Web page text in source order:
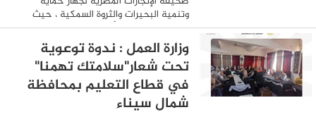
وتنمية البحيرات والثروة السمكية ، حيث
حصلت مصر للمرة الأولى على حصة من صيد
طنًا ...
وزارة العمل : ندوة توعوية
تحت شعار"سلامتك تهمنا"
في قطاع التعليم بمحافظة
شمال سيناء